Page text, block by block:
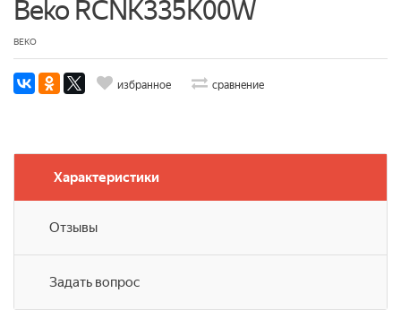
Beko RCNK335K00W
BEKO
избранное сравнение
Характеристики
Отзывы
Задать вопрос